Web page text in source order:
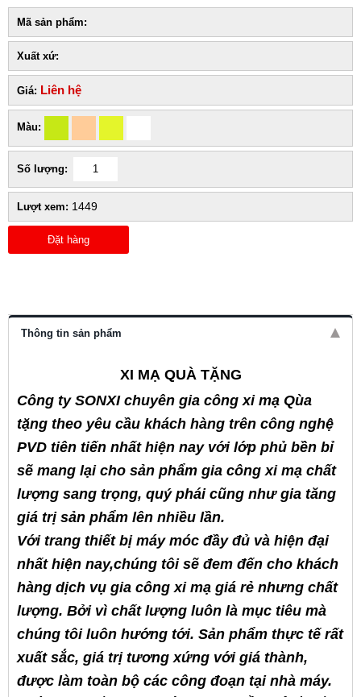
Mã sản phẩm:
Xuất xứ:
Giá: Liên hệ
Màu:
Số lượng:
Lượt xem: 1449
Đặt hàng
Thông tin sản phẩm
XI MẠ QUÀ TẶNG
Công ty SONXI chuyên gia công xi mạ Qùa
tặng theo yêu cầu khách hàng trên công nghệ
PVD tiên tiến nhất hiện nay với lớp phủ bền bỉ
sẽ mang lại cho sản phẩm gia công xi mạ chất
lượng sang trọng, quý phái cũng như gia tăng
giá trị sản phẩm lên nhiều lần.
Với trang thiết bị máy móc đầy đủ và hiện đại
nhất hiện nay,chúng tôi sẽ đem đến cho khách
hàng dịch vụ gia công xi mạ giá rẻ nhưng chất
lượng. Bởi vì chất lượng luôn là mục tiêu mà
chúng tôi luôn hướng tới. Sản phẩm thực tế rất
xuất sắc, giá trị tương xứng với giá thành,
được làm toàn bộ các công đoạn tại nhà máy.